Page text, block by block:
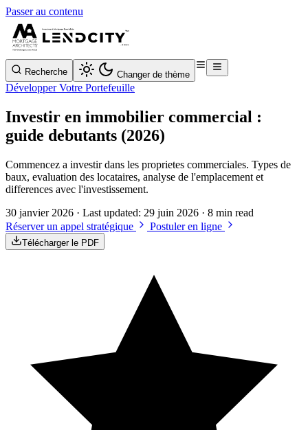
Passer au contenu
Recherche Changer de thème
Développer Votre Portefeuille
Investir en immobilier commercial :
guide debutants (2026)
Commencez a investir dans les proprietes commerciales. Types de
baux, evaluation des locataires, analyse de l'emplacement et
differences avec l'investissement.
30 janvier 2026 · Last updated: 29 juin 2026 · 8 min read
Réserver un appel stratégique
Postuler en ligne
Télécharger le PDF